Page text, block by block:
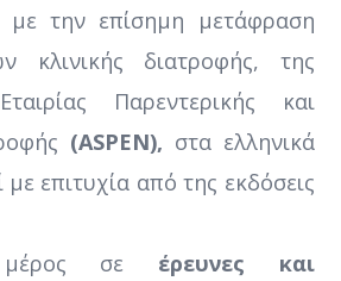
με την επίσημη μετάφραση
κλινικής διατροφής, της
Παρεντερικής και
(ASPEN), στα ελληνικά
επιτυχία από της εκδόσεις
μέρος σε έρευνες και